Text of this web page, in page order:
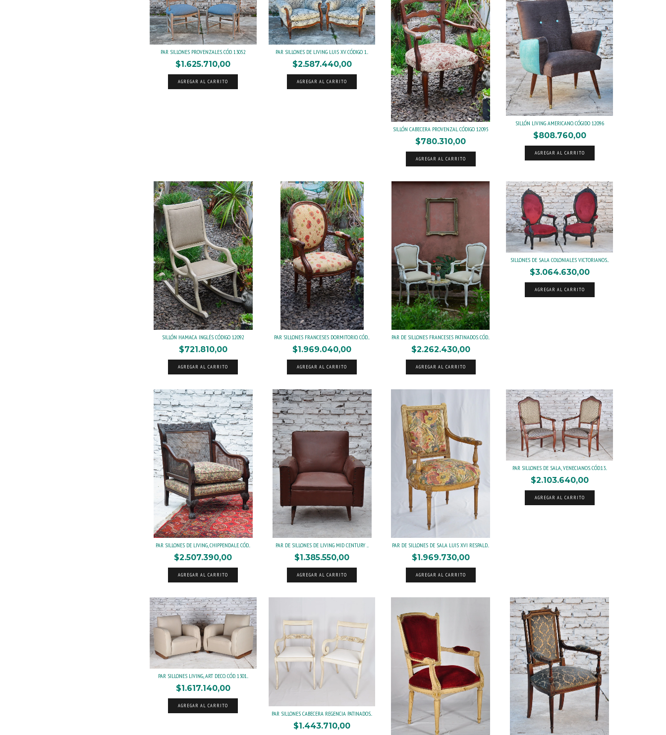
PAR SILLONES PROVENZALES. CÓD. 13052
$1.625.710,00
AGREGAR AL CARRITO
PAR SILLONES DE LIVING LUIS XV. CÓDIGO 1...
$2.587.440,00
AGREGAR AL CARRITO
SILLÓN CABECERA PROVENZAL. CÓDIGO 12095
$780.310,00
AGREGAR AL CARRITO
SILLÓN LIVING AMERICANO. CÓGIDO 12096
$808.760,00
SILLÓN HAMACA INGLÉS. CÓDIGO 12092
$721.810,00
AGREGAR AL CARRITO
PAR SILLONES FRANCESES DORMITORIO. CÓD....
$1.969.040,00
AGREGAR AL CARRITO
PAR DE SILLONES FRANCESES PATINADOS. CÓD...
$2.262.430,00
AGREGAR AL CARRITO
SILLONES DE SALA COLONIALES VICTORIANOS....
$3.064.630,00
AGREGAR AL CARRITO
PAR SILLONES DE LIVING, CHIPPENDALE. CÓD...
$2.507.390,00
AGREGAR AL CARRITO
PAR DE SILLONES DE LIVING MID CENTURY ....
$1.385.550,00
AGREGAR AL CARRITO
PAR DE SILLONES DE SALA LUIS XVI RESPALD...
$1.969.730,00
AGREGAR AL CARRITO
PAR SILLONES DE SALA, VENECIANOS. CÓD.13...
$2.103.640,00
AGREGAR AL CARRITO
PAR SILLONES LIVING, ART DECO. CÓD. 1301...
$1.617.140,00
AGREGAR AL CARRITO
PAR SILLONES CABECERA REGENCIA PATINADOS...
$1.443.710,00